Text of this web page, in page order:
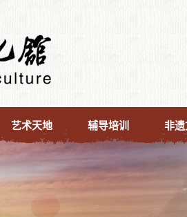
艺术天地 辅导培训 非遗